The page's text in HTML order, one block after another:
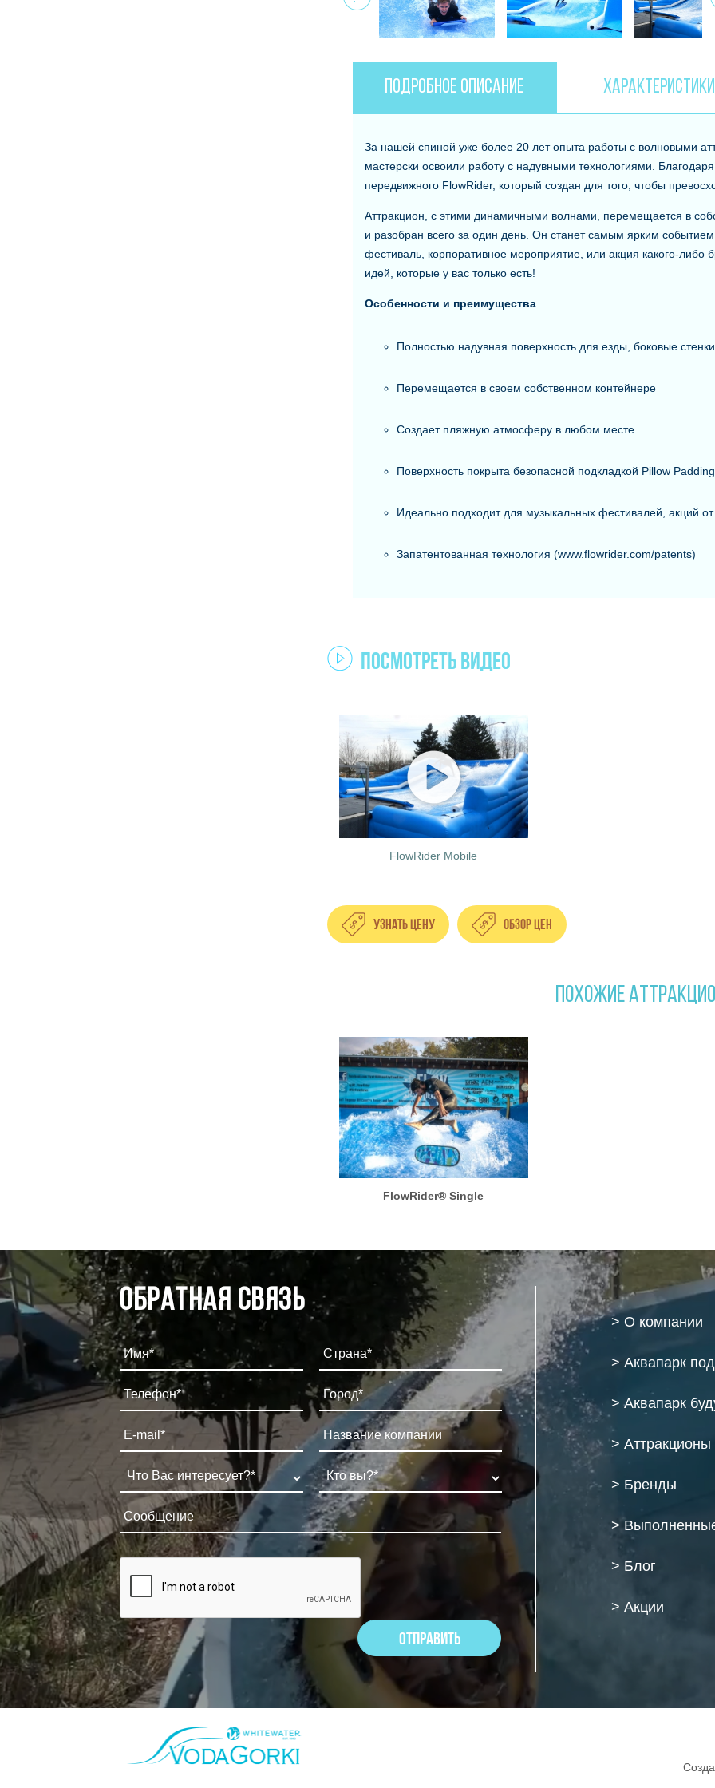
ПОДРОБНОЕ ОПИСАНИЕ ХАРАКТЕРИСТИКИ
За нашей спиной уже более 20 лет опыта работы с волновыми
мастерски освоили работу с надувными технологиями.
передвижного FlowRider, который создан для того, чтобы
Аттракцион, с этими динамичными волнами, перемещается в
и разобран всего за один день. Он станет самым ярким
фестиваль, корпоративное мероприятие, или акция какого-
идей, которые у вас только есть!
Особенности и преимущества
Полностью надувная поверхность для езды, боковые
Перемещается в своем собственном контейнере
Создает пляжную атмосферу в любом месте
Поверхность покрыта безопасной подкладкой Pillow Padding
Идеально подходит для музыкальных фестивалей, акций
Запатентованная технология (www.flowrider.com/patents)
Посмотреть видео
FlowRider Mobile
Узнать цену Обзор цен
ПОХОЖИЕ
FlowRider® Single
Обратная связь
> О компании
> Аквапарк
> Аквапарк
> Аттракционы
> Бренды
>
> Блог
> Акции